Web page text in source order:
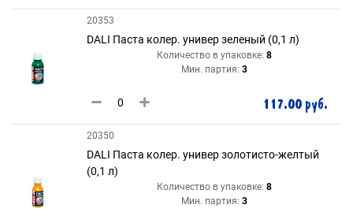
20353
DALI Паста колер. универ зеленый (0,1 л)
Количество в упаковке: 8
Мин. партия: 3
117.00 руб.
20350
DALI Паста колер. универ золотисто-желтый
(0,1 л)
Количество в упаковке: 8
Мин. партия: 3